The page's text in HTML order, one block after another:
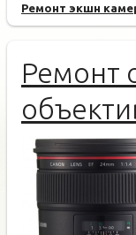
Ремонт экшн
Ремонт